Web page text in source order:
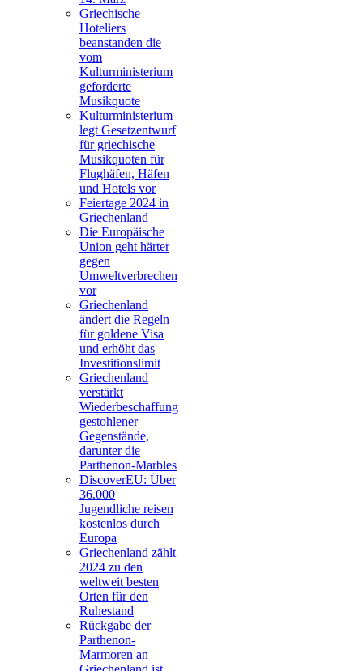
Griechische
Hoteliers
beanstanden die
vom
Kulturministerium
geforderte
Musikquote
Kulturministerium
legt Gesetzentwurf
für griechische
Musikquoten für
Flughäfen, Häfen
und Hotels vor
Feiertage 2024 in
Griechenland
Die Europäische
Union geht härter
gegen
Umweltverbrechen
vor
Griechenland
ändert die Regeln
für goldene Visa
und erhöht das
Investitionslimit
Griechenland
verstärkt
Wiederbeschaffung
gestohlener
Gegenstände,
darunter die
Parthenon-Marbles
DiscoverEU: Über
36.000
Jugendliche reisen
kostenlos durch
Europa
Griechenland zählt
2024 zu den
weltweit besten
Orten für den
Ruhestand
Rückgabe der
Parthenon-
Marmoren an